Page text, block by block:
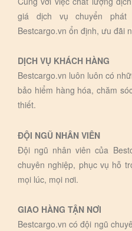
giá dịch vụ chuyển phát
Bestcargo.vn ổn định, ưu đãi
DỊCH VỤ KHÁCH HÀNG
Bestcargo.vn luôn luôn có
bảo hiểm hàng hóa, chăm
thiết.
ĐỘI NGŨ NHÂN VIÊN
Đội ngũ nhân viên của
chuyên nghiệp, phục vụ hỗ
mọi lúc, mọi nơi.
GIAO HÀNG TẬN NƠI
Bestcargo.vn có đội ngũ